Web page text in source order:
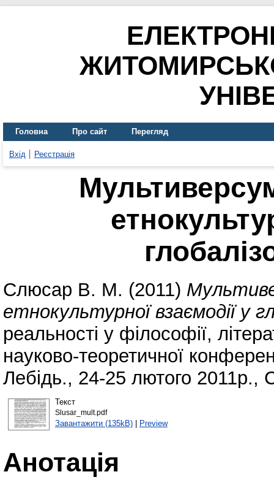
Головна Про сайт Перегляд
Вхід Реєстрація
Слюсар В. М. (2011)
етнокультурної взаємодії у
реальності у філософії,
науково-теоретичної
Лебідь., 24-25 лютого
Текст
Slusar_mult.pdf
Завантажити (135kB)| Preview
Анотація